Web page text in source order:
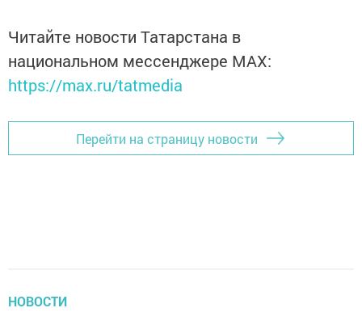
Читайте новости Татарстана в
национальном мессенджере MАХ:
https://max.ru/tatmedia
Перейти на страницу новости
НОВОСТИ